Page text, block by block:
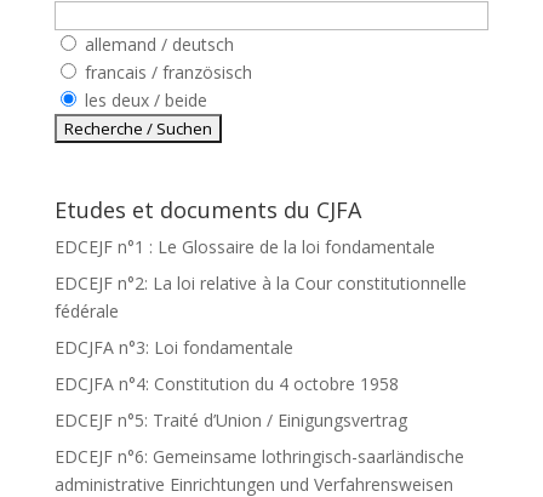
allemand / deutsch
francais / französisch
les deux / beide
Etudes et documents du CJFA
EDCEJF n°1 : Le Glossaire de la loi fondamentale
EDCEJF n°2: La loi relative à la Cour constitutionnelle
fédérale
EDCJFA n°3: Loi fondamentale
EDCJFA n°4: Constitution du 4 octobre 1958
EDCEJF n°5: Traité d’Union / Einigungsvertrag
EDCEJF n°6: Gemeinsame lothringisch-saarländische
administrative Einrichtungen und Verfahrensweisen